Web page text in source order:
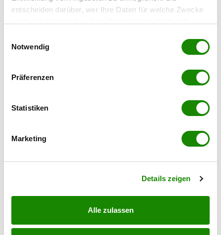
entscheiden darüber, wer Ihre Daten für welche Zwecke
Trigger Symbol ändern oder widerrufen
Informationen über Ihre geografische Lage
können
bestimmten Merkmalen (Fingerprinting) identifizieren
Erfahren Sie mehr darüber, wie Ihre persönlichen Daten
Notwendig
Präferenzen
Statistiken
Marketing
Details zeigen
Alle zulassen
Bus